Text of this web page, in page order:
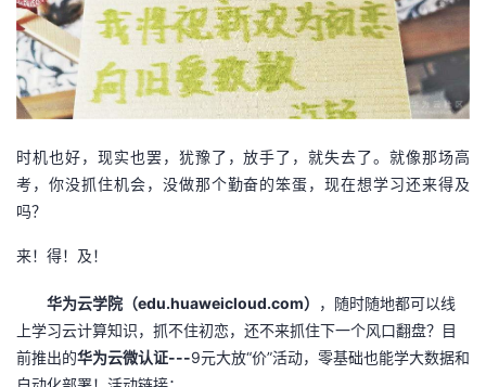
时机也好，现实也罢，犹豫了，放手了，就失去了。就像那场高
考，你没抓住机会，没做那个勤奋的笨蛋，现在想学习还来得及
吗？
来！得！及！
华为云学院（edu.huaweicloud.com）
，随时随地都可以线
上学习云计算知识，抓不住初恋，还不来抓住下一个风口翻盘？目
前推出的华为云微认证---9元大放“价”活动，零基础也能学大数据和